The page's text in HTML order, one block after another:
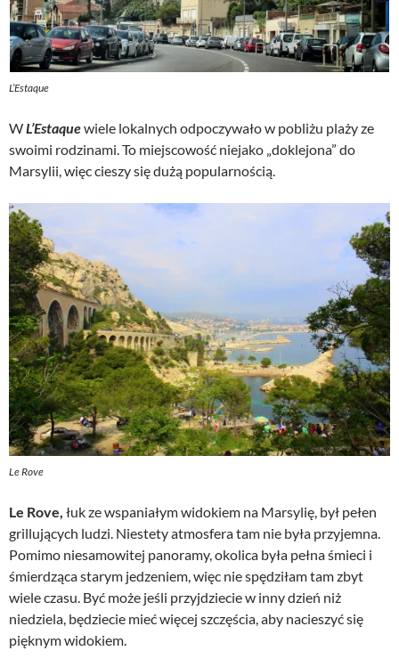
L’Estaque
WL’Estaquewiele lokalnych odpoczywało w pobliżu plaży ze
swoimi rodzinami. To miejscowość niejako „doklejona” do
Marsylii, więc cieszy się dużą popularnością.
Le Rove
Le Rove, łuk ze wspaniałym widokiem na Marsylię, był pełen
grillujących ludzi. Niestety atmosfera tam nie była przyjemna.
Pomimo niesamowitej panoramy, okolica była pełna śmieci i
śmierdząca starym jedzeniem, więc nie spędziłam tam zbyt
wiele czasu. Być może jeśli przyjdziecie w inny dzień niż
niedziela, będziecie mieć więcej szczęścia, aby nacieszyć się
pięknym widokiem.